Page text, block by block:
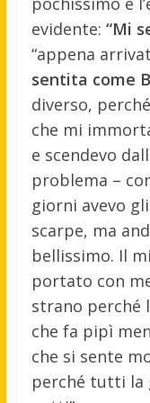
evidente: “Mi
“appena
sentita come
diverso,
che mi
e scendevo
problema –
giorni avevo
scarpe, ma
bellissimo. Il
portato con
strano perché
che fa pipì
che si sente
perché tutti la